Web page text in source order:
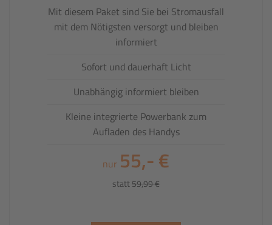
Mit diesem Paket sind Sie bei Stromausfall
mit dem Nötigsten versorgt und bleiben
informiert
Sofort und dauerhaft Licht
Unabhängig informiert bleiben
Kleine integrierte Powerbank zum
Aufladen des Handys
nur 55,- €
statt59,99 €